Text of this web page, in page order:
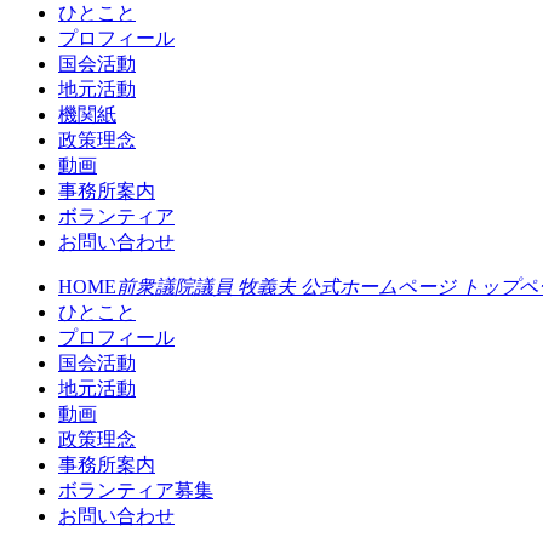
ひとこと
プロフィール
国会活動
地元活動
機関紙
政策理念
動画
事務所案内
ボランティア
お問い合わせ
HOME前衆議院議員 牧義夫 公式ホームページ トップペ
ひとこと
プロフィール
国会活動
地元活動
動画
政策理念
事務所案内
ボランティア募集
お問い合わせ